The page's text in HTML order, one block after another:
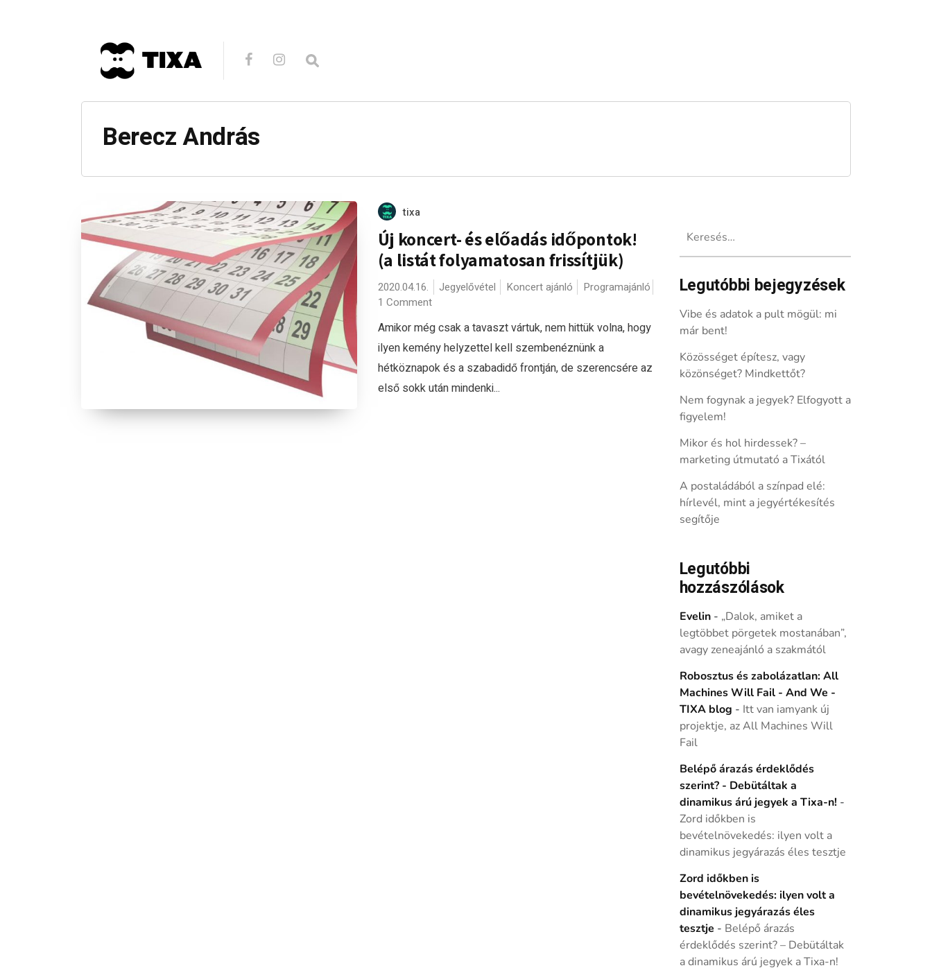
Berecz András
tixa
Új koncert- és előadás időpontok!
(a listát folyamatosan frissítjük)
2020.04.16. Jegyelővétel Koncert ajánló
Programajánló
1 Comment
Amikor még csak a tavaszt vártuk, nem hittük volna, hogy
ilyen kemény helyzettel kell szembenéznünk a
hétköznapok és a szabadidő frontján, de szerencsére az
első sokk után mindenki...
Legutóbbi bejegyzések
Vibe és adatok a pult mögül: mi
már bent!
Közösséget építesz, vagy
közönséget? Mindkettőt?
Nem fogynak a jegyek? Elfogyott a
figyelem!
Mikor és hol hirdessek? –
marketing útmutató a Tixától
A postaládából a színpad elé:
hírlevél, mint a jegyértékesítés
segítője
Legutóbbi
hozzászólások
Evelin- „Dalok, amiket a
legtöbbet pörgetek mostanában”,
avagy zeneajánló a szakmától
Robosztus és zabolázatlan: All
Machines Will Fail - And We -
TIXA blog - Itt van iamyank új
projektje, az All Machines Will
Fail
Belépő árazás érdeklődés
szerint? - Debütáltak a
dinamikus árú jegyek a Tixa-n! -
Zord időkben is
bevételnövekedés: ilyen volt a
dinamikus jegyárazás éles tesztje
Zord időkben is
bevételnövekedés: ilyen volt a
dinamikus jegyárazás éles
tesztje - Belépő árazás
érdeklődés szerint? – Debütáltak
a dinamikus árú jegyek a Tixa-n!